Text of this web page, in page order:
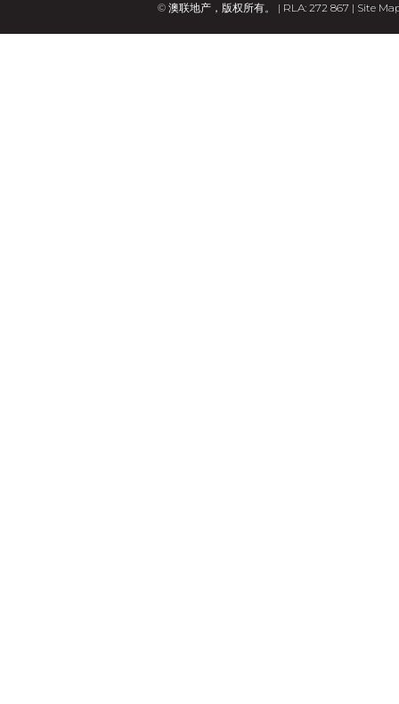
© 澳联地产，版权所有。 | RLA: 272 867 | Site